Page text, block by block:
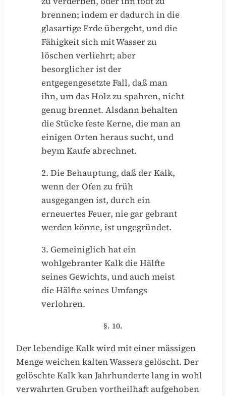
brennen; indem er dadurch in die
glasartige Erde übergeht, und die
Fähigkeit sich mit Wasser zu
löschen verliehrt; aber
besorglicher ist der
entgegengesetzte Fall, daß man
ihn, um das Holz zu spahren, nicht
genug brennet. Alsdann behalten
die Stücke feste Kerne, die man an
einigen Orten heraus sucht, und
beym Kaufe abrechnet.
2. Die Behauptung, daß der Kalk,
wenn der Ofen zu früh
ausgegangen ist, durch ein
erneuertes Feuer, nie gar gebrant
werden könne, ist ungegründet.
3. Gemeiniglich hat ein
wohlgebranter Kalk die Hälfte
seines Gewichts, und auch meist
die Hälfte seines Umfangs
verlohren.
§. 10.
Der lebendige Kalk wird mit einer mässigen
Menge weichen kalten Wassers gelöscht. Der
gelöschte Kalk kan Jahrhunderte lang in wohl
verwahrten Gruben vortheilhaft aufgehoben